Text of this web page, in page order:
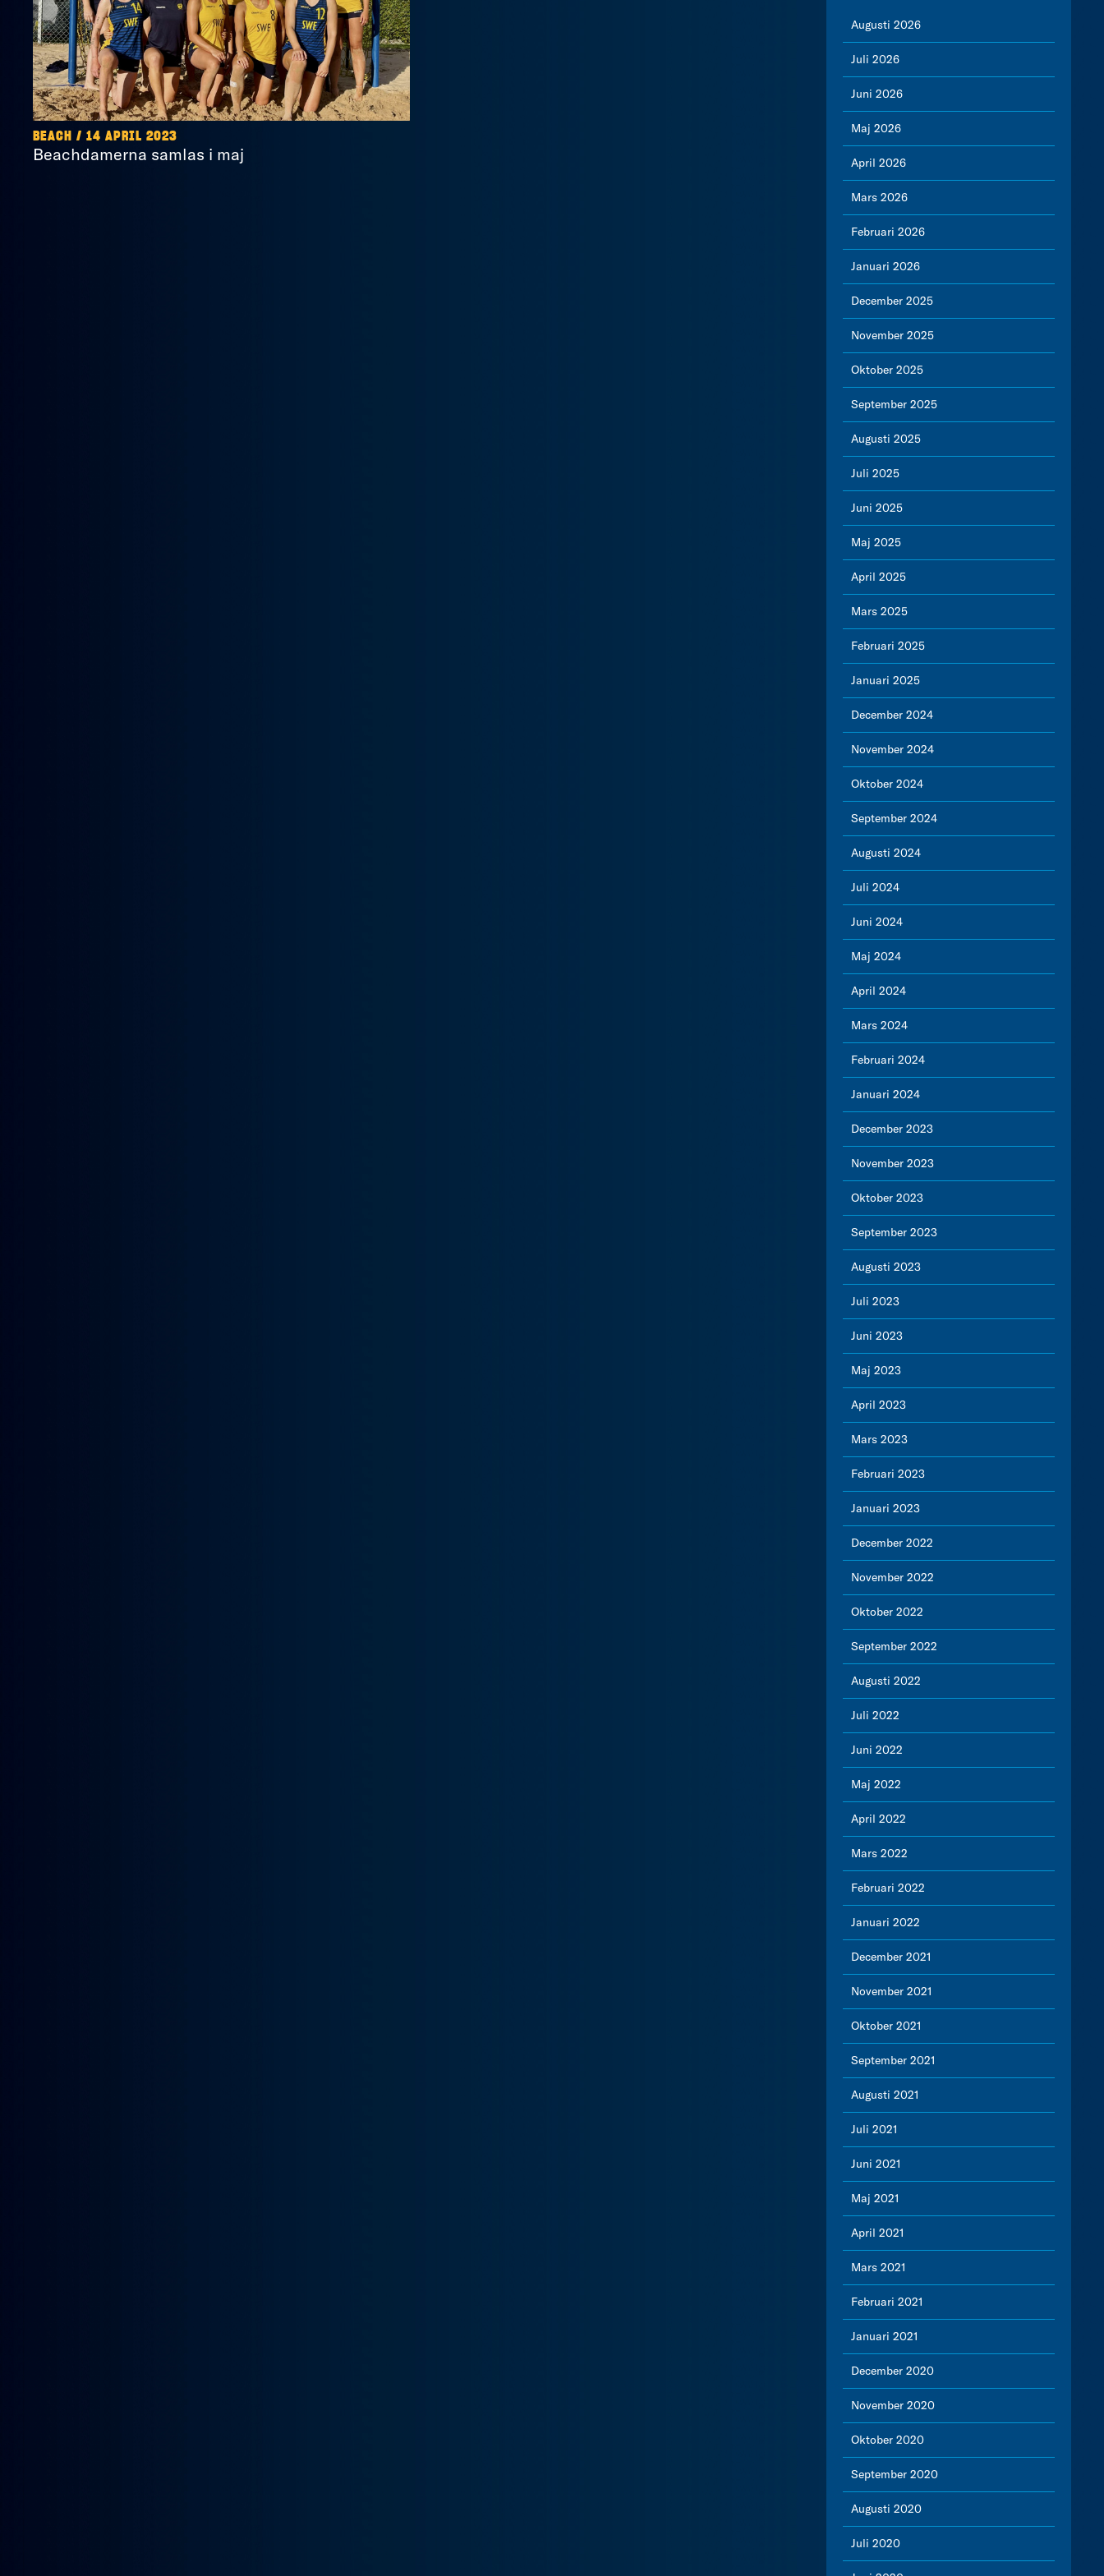
BEACH / 14 APRIL 2023
Beachdamerna samlas i maj
Augusti 2026
Juli 2026
Juni 2026
Maj 2026
April 2026
Mars 2026
Februari 2026
Januari 2026
December 2025
November 2025
Oktober 2025
September 2025
Augusti 2025
Juli 2025
Juni 2025
Maj 2025
April 2025
Mars 2025
Februari 2025
Januari 2025
December 2024
November 2024
Oktober 2024
September 2024
Augusti 2024
Juli 2024
Juni 2024
Maj 2024
April 2024
Mars 2024
Februari 2024
Januari 2024
December 2023
November 2023
Oktober 2023
September 2023
Augusti 2023
Juli 2023
Juni 2023
Maj 2023
April 2023
Mars 2023
Februari 2023
Januari 2023
December 2022
November 2022
Oktober 2022
September 2022
Augusti 2022
Juli 2022
Juni 2022
Maj 2022
April 2022
Mars 2022
Februari 2022
Januari 2022
December 2021
November 2021
Oktober 2021
September 2021
Augusti 2021
Juli 2021
Juni 2021
Maj 2021
April 2021
Mars 2021
Februari 2021
Januari 2021
December 2020
November 2020
Oktober 2020
September 2020
Augusti 2020
Juli 2020